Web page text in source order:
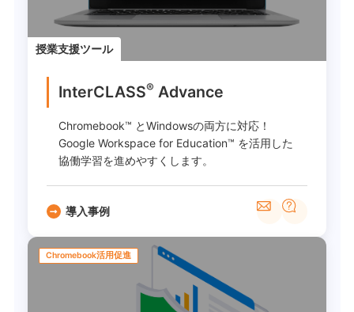
授業支援ツール
InterCLASS® Advance
Chromebook™ とWindowsの両方に対応！
Google Workspace for Education™ を活用した
協働学習を進めやすくします。
導入事例
Chromebook活用促進